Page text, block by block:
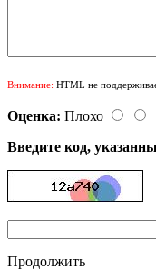
Внимание: HTML не
Оценка: Плохо
Введите код,
Продолжить